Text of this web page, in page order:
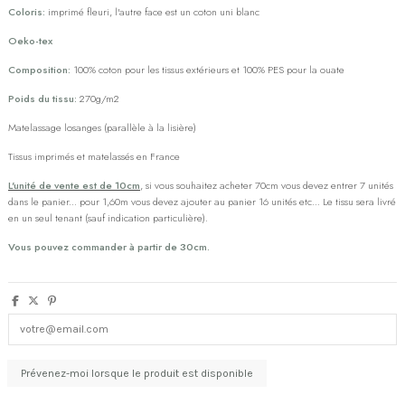
Coloris: imprimé fleuri, l'autre face est un coton uni blanc
Oeko-tex
Composition: 100% coton pour les tissus extérieurs et 100% PES pour la ouate
Poids du tissu: 270g/m2
Matelassage losanges (parallèle à la lisière)
Tissus imprimés et matelassés en France
L'unité de vente est de 10cm, si vous souhaitez acheter 70cm vous devez entrer 7 unités
dans le panier... pour 1,60m vous devez ajouter au panier 16 unités etc... Le tissu sera livré
en un seul tenant (sauf indication particulière).
Vous pouvez commander à partir de 30cm.